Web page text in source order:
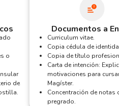
o
de
Documentos a
Curriculum vitae.
Copia cédula de
Copia de título
Carta de intención:
motivaciones para
Magíster.
Concentración de notas
pregrado.